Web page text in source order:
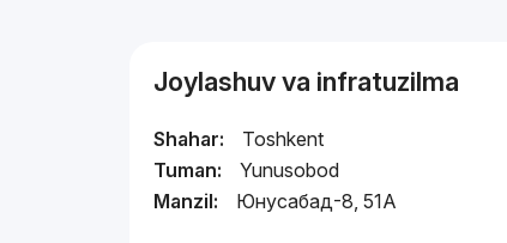
Joylashuv va infratuzilma
Shahar:
Toshkent
Tuman:
Yunusobod
Manzil:
Юнусaбад-8, 51А